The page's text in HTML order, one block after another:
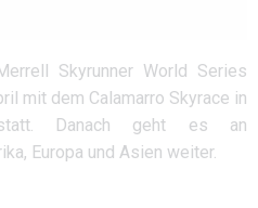
Skyrunner World Series
mit dem Calamarro Skyrace in
statt. Danach geht es an
Europa und Asien weiter.